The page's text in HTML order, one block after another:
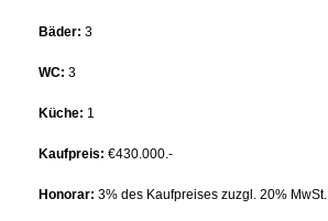
Bäder: 3
WC: 3
Küche: 1
Kaufpreis: €430.000.-
Honorar: 3% des Kaufpreises zuzgl. 20% MwSt.